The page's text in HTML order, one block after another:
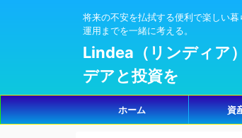
将来の不安を払拭する便利で楽しい
運用までを一緒に考える。
Lindea（リンディア
デアと投資を
ホーム 資